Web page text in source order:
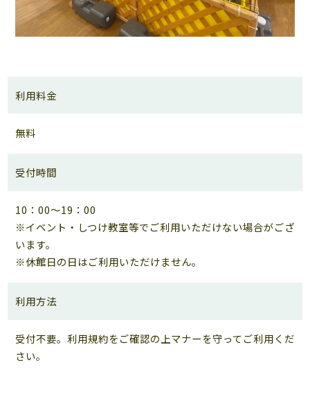
利用料金
無料
受付時間
10：00～19：00
※イベント・しつけ教室等でご利用いただけない場合がござ
います。
※休館日の日はご利用いただけません。
利用方法
受付不要。利用規約をご確認の上マナーを守ってご利用くだ
さい。